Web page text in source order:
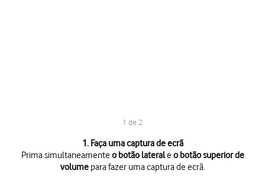
1 de 2
1. Faça uma captura de ecrã
Prima simultaneamenteo botão lateraleo botão superior de
volumepara fazer uma captura de ecrã.